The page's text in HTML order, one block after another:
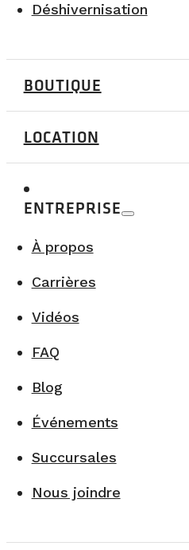
Déshivernisation
BOUTIQUE
LOCATION
ENTREPRISE
À propos
Carrières
Vidéos
FAQ
Blog
Événements
Succursales
Nous joindre